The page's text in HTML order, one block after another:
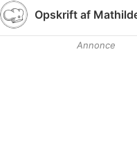
Opskrift af
Annonce